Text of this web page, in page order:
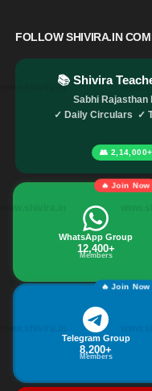
FOLLOW SHIVIRA.IN
📚 Shivira
Sabhi Rajasthan
✓ Daily Circulars ✓
👥
🔥 Join Now
WhatsApp Group
12,400+
Members
🔥 Join Now
Telegram Group
8,200+
Members
www.shivira.in